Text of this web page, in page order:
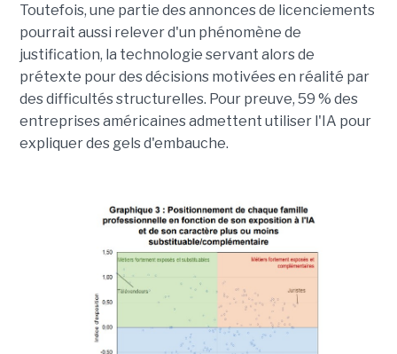
Toutefois, une partie des annonces de licenciements
pourrait aussi relever d'un phénomène de
justification, la technologie servant alors de
prétexte pour des décisions motivées en réalité par
des difficultés structurelles. Pour preuve, 59 % des
entreprises américaines admettent utiliser l'IA pour
expliquer des gels d'embauche.